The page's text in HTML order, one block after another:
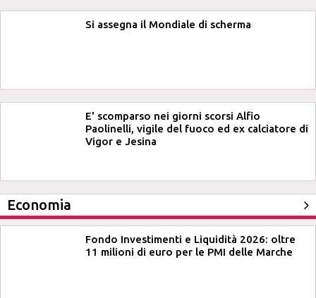
Si assegna il Mondiale di scherma
E' scomparso nei giorni scorsi Alfio
Paolinelli, vigile del fuoco ed ex calciatore di
Vigor e Jesina
Economia
Fondo Investimenti e Liquidità 2026: oltre
11 milioni di euro per le PMI delle Marche